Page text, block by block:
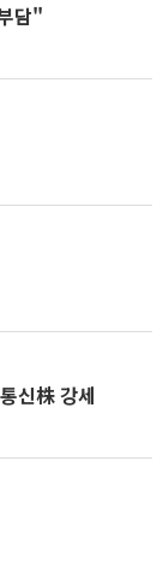
담"
신株 강세